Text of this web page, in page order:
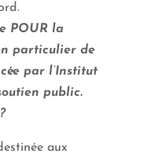
POUR la
particulier de
par l’Institut
public.
aux